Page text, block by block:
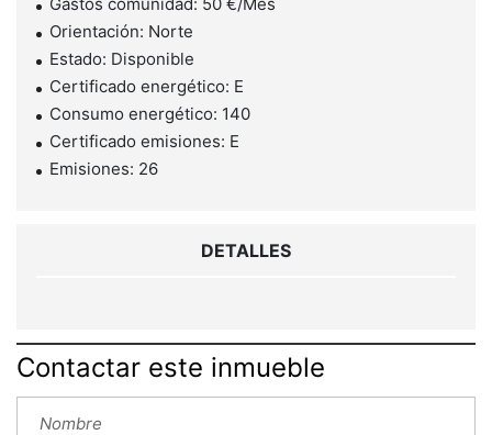
Gastos comunidad: 50 €/Mes
Orientación: Norte
Estado: Disponible
Certificado energético: E
Consumo energético: 140
Certificado emisiones: E
Emisiones: 26
DETALLES
Contactar este inmueble